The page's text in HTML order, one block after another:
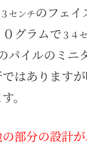
センチのフェイ
グラムで ３４
パイルのミニ
はあります
。
部分の設計